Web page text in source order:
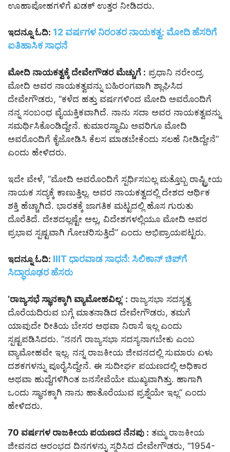
ಊಹಾಪೋಹಗಳಿಗೆ ಖಡಕ್ ಉತ್ತರ ನೀಡಿದರು.
ಇದನ್ನೂ ಓದಿ: 12 ವರ್ಷಗಳ ನಿರಂತರ ನಾಯಕತ್ವ: ಮೋದಿ ಹೆಸರಿಗೆ
ಐತಿಹಾಸಿಕ ಸಾಧನೆ
ಮೋದಿ ನಾಯಕತ್ವಕ್ಕೆ ದೇವೇಗೌಡರ ಮೆಚ್ಚುಗೆ : ಪ್ರಧಾನಿ ನರೇಂದ್ರ
ಮೋದಿ ಅವರ ನಾಯಕತ್ವವನ್ನು ಬಹಿರಂಗವಾಗಿ ಶ್ಲಾಘಿಸಿದ
ದೇವೇಗೌಡರು, “ಕಳೆದ ಹತ್ತು ವರ್ಷಗಳಿಂದ ಮೋದಿ ಅವರೊಂದಿಗೆ
ನನ್ನ ಸಂಬಂಧ ವೈಯಕ್ತಿಕವಾಗಿದೆ. ನಾನು ಸದಾ ಅವರ ನಾಯಕತ್ವವನ್ನು
ಸಮರ್ಥಿಸಿಕೊಂಡಿದ್ದೇನೆ. ಕುಮಾರಸ್ವಾಮಿ ಅವರಿಗೂ ಮೋದಿ
ಅವರೊಂದಿಗೆ ಕೈಜೋಡಿಸಿ ಕೆಲಸ ಮಾಡಬೇಕೆಂದು ಸಲಹೆ ನೀಡಿದ್ದೇನೆ”
ಎಂದು ಹೇಳಿದರು.
ಇದೇ ವೇಳೆ, “ಮೋದಿ ಅವರೊಂದಿಗೆ ಸ್ಪರ್ಧಿಸಬಲ್ಲ ಮತ್ತೊಬ್ಬ ರಾಷ್ಟ್ರೀಯ
ನಾಯಕ ಸದ್ಯಕ್ಕೆ ಕಾಣುತ್ತಿಲ್ಲ. ಅವರ ನಾಯಕತ್ವದಲ್ಲಿ ದೇಶದ ಆರ್ಥಿಕ
ಶಕ್ತಿ ಹೆಚ್ಚಾಗಿದೆ. ಭಾರತಕ್ಕೆ ಜಾಗತಿಕ ಮಟ್ಟದಲ್ಲಿ ಹೊಸ ಗುರುತು
ದೊರೆತಿದೆ. ದೇಶದಲ್ಲಷ್ಟೇ ಅಲ್ಲ, ವಿದೇಶಗಳಲ್ಲಿಯೂ ಮೋದಿ ಅವರ
ಪ್ರಭಾವ ಸ್ಪಷ್ಟವಾಗಿ ಗೋಚರಿಸುತ್ತಿದೆ” ಎಂದು ಅಭಿಪ್ರಾಯಪಟ್ಟರು.
ಇದನ್ನೂ ಓದಿ: IIIT ಧಾರವಾಡ ಸಾಧನೆ: ಸಿಲಿಕಾನ್ ಚಿಪ್‌ಗೆ
ಸಿದ್ಧಾರೂಢರ ಹೆಸರು
‘ರಾಜ್ಯಸಭೆ ಸ್ಥಾನಕ್ಕಾಗಿ ವ್ಯಾಮೋಹವಿಲ್ಲ’ : ರಾಜ್ಯಸಭಾ ಸದಸ್ಯತ್ವ
ದೊರೆಯದಿರುವ ಬಗ್ಗೆ ಮಾತನಾಡಿದ ದೇವೇಗೌಡರು, ತಮಗೆ
ಯಾವುದೇ ರೀತಿಯ ಬೇಸರ ಅಥವಾ ನಿರಾಸೆ ಇಲ್ಲ ಎಂದು
ಸ್ಪಷ್ಟಪಡಿಸಿದರು. “ನನಗೆ ರಾಜ್ಯಸಭಾ ಸದಸ್ಯನಾಗಬೇಕು ಎಂಬ
ವ್ಯಾಮೋಹವೇ ಇಲ್ಲ. ನನ್ನ ರಾಜಕೀಯ ಜೀವನದಲ್ಲಿ ಸುಮಾರು ಏಳು
ದಶಕಗಳನ್ನು ಪೂರೈಸಿದ್ದೇನೆ. ಈ ಸುದೀರ್ಘ ಪಯಣದಲ್ಲಿ ಅಧಿಕಾರ
ಅಥವಾ ಹುದ್ದೆಗಳಿಗಿಂತ ಜನಸೇವೆಯೇ ಮುಖ್ಯವಾಗಿತ್ತು. ಹಾಗಾಗಿ
ಒಂದು ಸ್ಥಾನಕ್ಕಾಗಿ ನಾನು ಹಾತೊರೆಯುವ ಪ್ರಶ್ನೆಯೇ ಇಲ್ಲ” ಎಂದು
ಹೇಳಿದರು.
70 ವರ್ಷಗಳ ರಾಜಕೀಯ ಪಯಣದ ನೆನಪು : ತಮ್ಮ ರಾಜಕೀಯ
ಜೀವನದ ಆರಂಭದ ದಿನಗಳನ್ನು ಸ್ಮರಿಸಿದ ದೇವೇಗೌಡರು, “1954-